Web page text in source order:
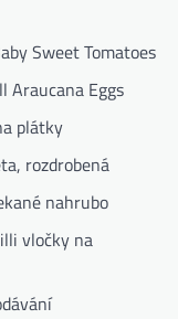
Sweet Tomatoes
Araucana Eggs
plátky
rozdrobená
nahrubo
vločky na